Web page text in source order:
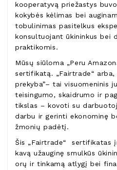
kooperatyvą priežastys
kokybės kėlimas bei
tobulinimas pasitelkus
konsultuojant ūkininkus bei
praktikomis.
Mūsų siūloma „Peru
sertifikatą. „Fairtrade“
prekyba”– tai visuomeninis
teisingumo, skaidrumo ir
tikslas – kovoti su
darbu ir gerinti ekonominę
žmonių padėtį.
Šis „Fairtrade“ sertifikatas
kavą užauginę smulkūs
orų ir tinkamą atlygį bei